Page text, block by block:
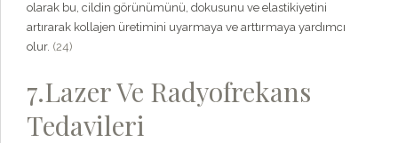
olarak bu, cildin görünümünü, dokusunu ve elastikiyetini
artırarak kollajen üretimini uyarmaya ve arttırmaya yardımcı
olur. (24)
7.Lazer Ve Radyofrekans
Tedavileri